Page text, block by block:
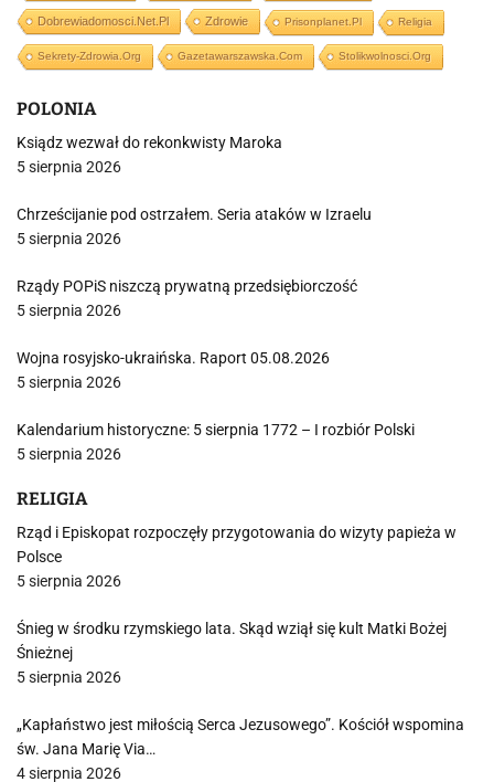
Dobrewiadomosci.net.pl Zdrowie Prisonplanet.pl Religia
Sekrety-Zdrowia.org Gazetawarszawska.com Stolikwolnosci.org
POLONIA
Ksiądz wezwał do rekonkwisty Maroka
5 sierpnia 2026
Chrześcijanie pod ostrzałem. Seria ataków w Izraelu
5 sierpnia 2026
Rządy POPiS niszczą prywatną przedsiębiorczość
5 sierpnia 2026
Wojna rosyjsko-ukraińska. Raport 05.08.2026
5 sierpnia 2026
Kalendarium historyczne: 5 sierpnia 1772 – I rozbiór Polski
5 sierpnia 2026
RELIGIA
Rząd i Episkopat rozpoczęły przygotowania do wizyty papieża w
Polsce
5 sierpnia 2026
Śnieg w środku rzymskiego lata. Skąd wziął się kult Matki Bożej
Śnieżnej
5 sierpnia 2026
„Kapłaństwo jest miłością Serca Jezusowego”. Kościół wspomina
św. Jana Marię Via…
4 sierpnia 2026